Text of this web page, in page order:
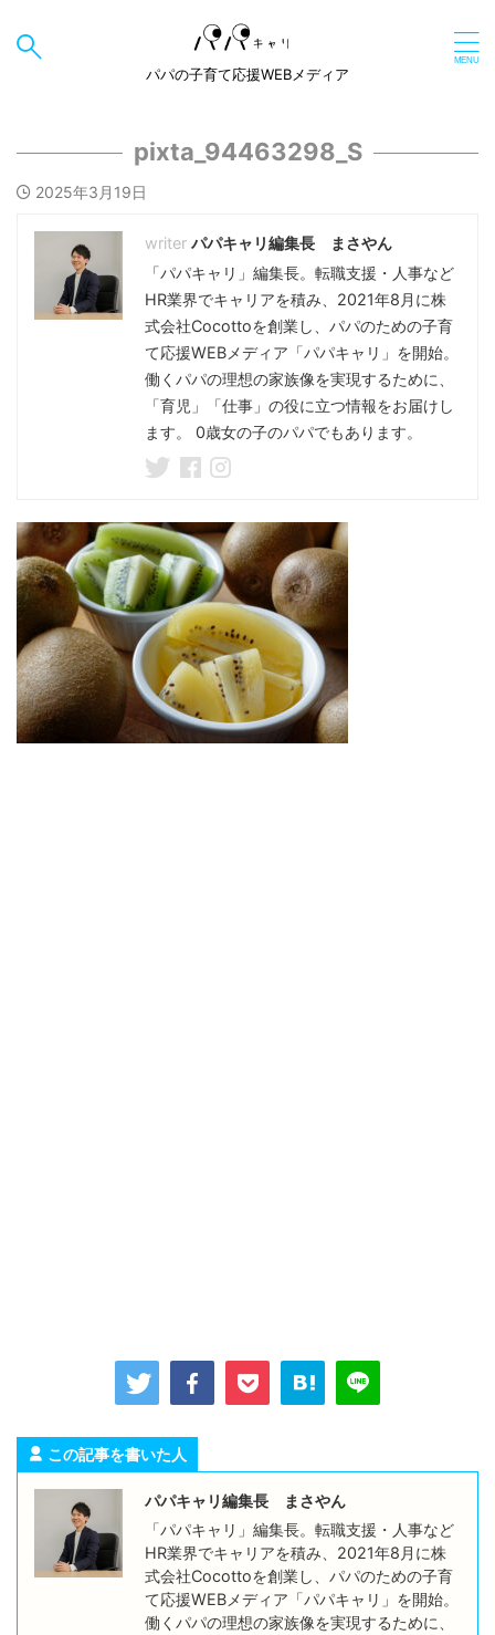
パパの子育て応援WEBメディア
pixta_94463298_S
2025年3月19日
パパキャリ編集長 まさやん
「パパキャリ」編集長。転職支援・人事など
HR業界でキャリアを積み、2021年8月に株
式会社Cocottoを創業し、パパのための子育
て応援WEBメディア「パパキャリ」を開始。
働くパパの理想の家族像を実現するために、
「育児」「仕事」の役に立つ情報をお届けし
ます。 0歳女の子のパパでもあります。
この記事を書いた人
パパキャリ編集長 まさやん
「パパキャリ」編集長。転職支援・人事など
HR業界でキャリアを積み、2021年8月に株
式会社Cocottoを創業し、パパのための子育
て応援WEBメディア「パパキャリ」を開始。
働くパパの理想の家族像を実現するために、